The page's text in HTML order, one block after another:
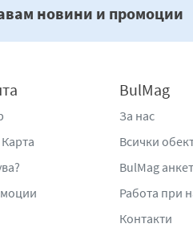
новини и промоции
BulMag
За нас
Всички
BulMag
Работа при
Контакти